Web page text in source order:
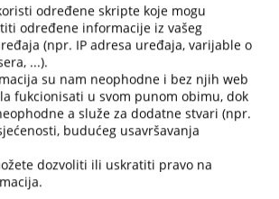
рачуноводствено-финансијских
одсјека писарнице и статистике
службеника и намјештеника можете
електронске поште тако да куцате
6311
određene skripte koje mogu
određene informacije iz vašeg
(npr. IP adresa uređaja, varijable o
...).
su nam neophodne i bez njih web
fukcionisati u svom punom obimu, dok
a služe za dodatne stvari (npr.
budućeg usavršavanja
dozvoliti ili uskratiti pravo na